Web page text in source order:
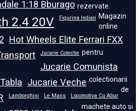
1:18 Bburago
2.4 20V Figurina Indian
Hot Wheels Elite Ferrari FXX
Jucarie Colectie
Jucarie Comunista
Jucarie Veche
Lamborghini Le Mans Locomotiva Cu Abur
rezervate.
Magazin
online
pentru
colectionarii
de
machete auto si